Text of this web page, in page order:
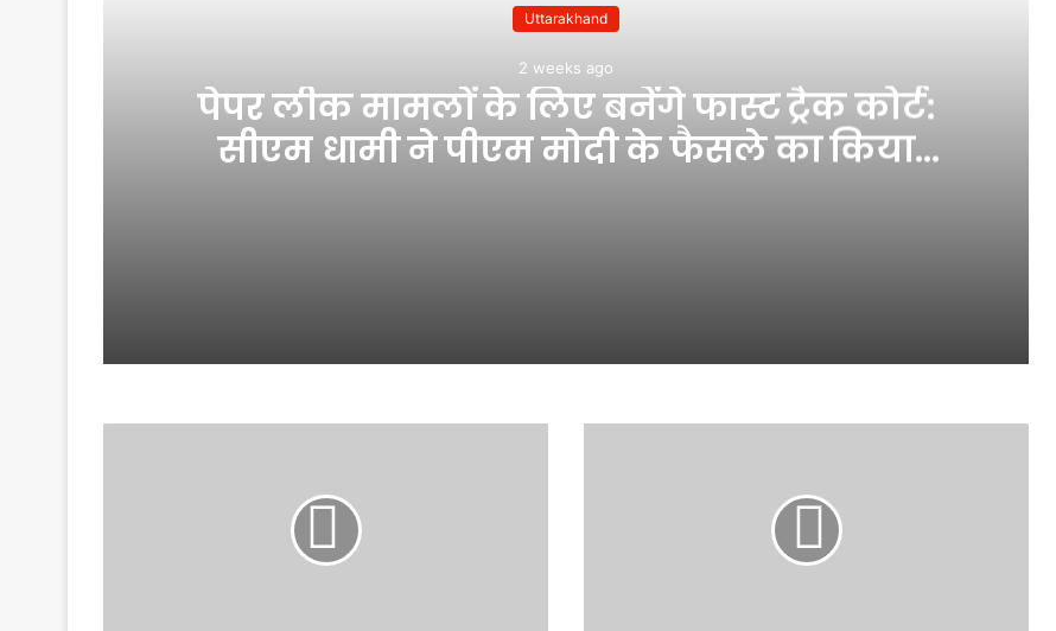
Uttarakhand
2 weeks ago
पेपर लीक मामलों के लिए बनेंगे फास्ट ट्रैक कोर्ट:
सीएम धामी ने पीएम मोदी के फैसले का किया